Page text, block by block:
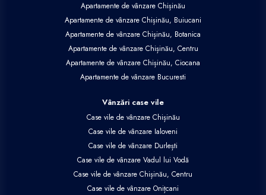
Apartamente de vânzare Chișinău
Apartamente de vânzare Chișinău, Buiucani
Apartamente de vânzare Chișinău, Botanica
Apartamente de vânzare Chișinău, Centru
Apartamente de vânzare Chișinău, Ciocana
Apartamente de vânzare Bucuresti
Vânzări case vile
Case vile de vânzare Chișinău
Case vile de vânzare Ialoveni
Case vile de vânzare Durlești
Case vile de vânzare Vadul lui Vodă
Case vile de vânzare Chișinău, Centru
Case vile de vânzare Onițcani